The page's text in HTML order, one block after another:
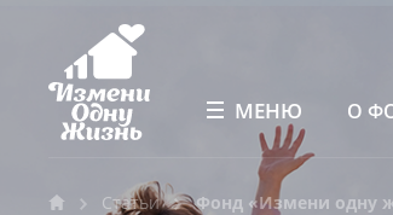
МЕНЮ О
Статьи Фонд «Измени одну